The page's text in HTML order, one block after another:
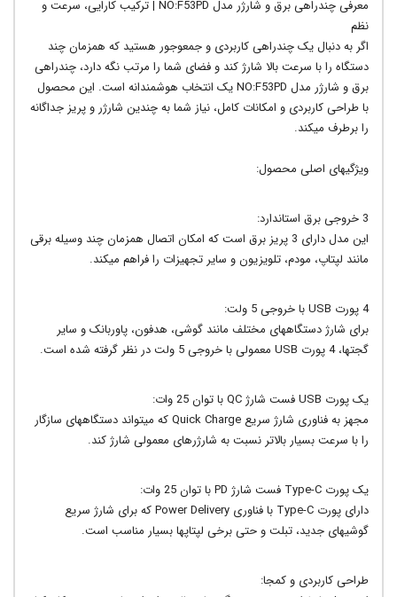
معرفی چندراهی برق و شارژر مدل NO:F53PD | ترکیب کارایی، سرعت و
نظم
اگر به دنبال یک چندراهی کاربردی و جمعوجور هستید که همزمان چند
دستگاه را با سرعت بالا شارژ کند و فضای شما را مرتب نگه دارد، چندراهی
برق و شارژر مدل NO:F53PD یک انتخاب هوشمندانه است. این محصول
با طراحی کاربردی و امکانات کامل، نیاز شما به چندین شارژر و پریز جداگانه
را برطرف میکند.
ویژگیهای اصلی محصول:
3 خروجی برق استاندارد:
این مدل دارای 3 پریز برق است که امکان اتصال همزمان چند وسیله برقی
مانند لپتاپ، مودم، تلویزیون و سایر تجهیزات را فراهم میکند.
4 پورت USB با خروجی 5 ولت:
برای شارژ دستگاههای مختلف مانند گوشی، هدفون، پاوربانک و سایر
گجتها، 4 پورت USB معمولی با خروجی 5 ولت در نظر گرفته شده است.
یک پورت USB فست شارژ QC با توان 25 وات:
مجهز به فناوری شارژ سریع Quick Charge که میتواند دستگاههای سازگار
را با سرعت بسیار بالاتر نسبت به شارژرهای معمولی شارژ کند.
یک پورت Type-C فست شارژ PD با توان 25 وات:
دارای پورت Type-C با فناوری Power Delivery که برای شارژ سریع
گوشیهای جدید، تبلت و حتی برخی لپتاپها بسیار مناسب است.
طراحی کاربردی و کمجا: